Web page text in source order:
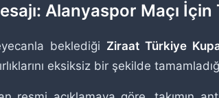
Alanyaspor Maçı İçin
beklediği Ziraat Türkiye
eksiksiz bir şekilde